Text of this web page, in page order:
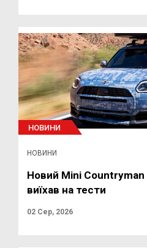
НОВИНИ
НОВИНИ
Новий Mini
виїхав на тести
02 Сер, 2026